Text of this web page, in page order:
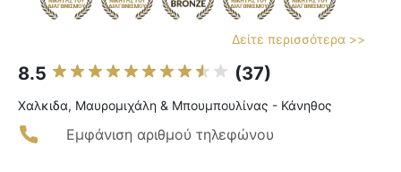
Δείτε περισσότερα >>
8.5 (37)
Χαλκιδα, Μαυρομιχάλη & Μπουμπουλίνας - Κάνηθος
Εμφάνιση αριθμού τηλεφώνου